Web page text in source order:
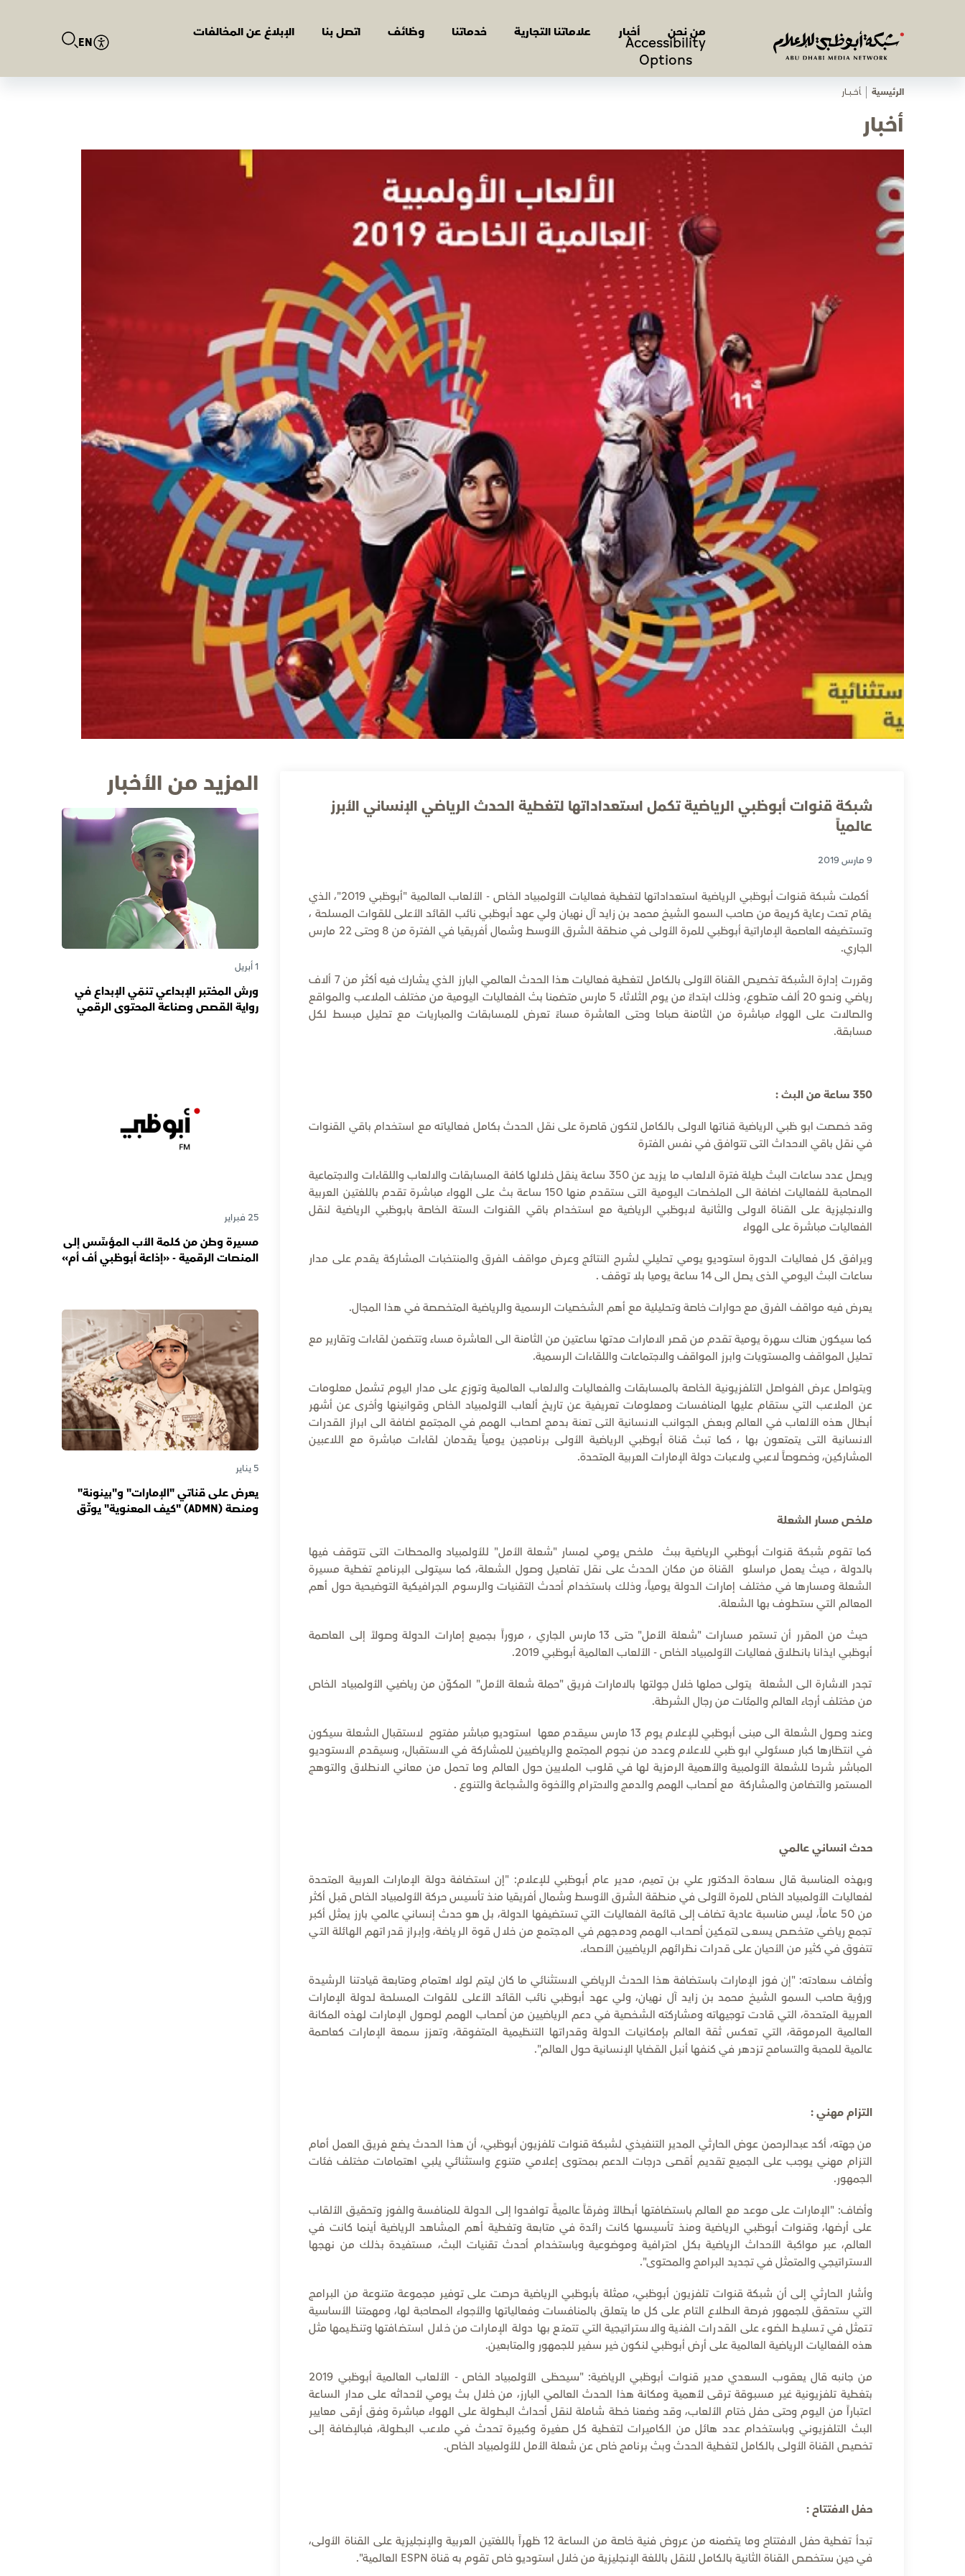
من نحن أخبار علاماتنا التجارية خدماتنا وظائف اتصل بنا الإبلاغ عن المخالفات
Accessibility
Options
EN
الرئيسية ﺄﺧـــﺒـــﺎر
أخبار
شبكة قنوات أبوظبي الرياضية تكمل استعداداتها لتغطية الحدث الرياضي الإنساني الأبرز
عالمياً
9 مارس 2019
أكملت شبكة قنوات أبوظبي الرياضية استعداداتها لتغطية فعاليات الأولمبياد الخاص - الألعاب العالمية "أبوظبي 2019"، الذي
يقام تحت رعاية كريمة من صاحب السمو الشيخ محمد بن زايد آل نهيان ولي عهد أبوظبي نائب القائد الأعلى للقوات المسلحة ،
وتستضيفه العاصمة الإماراتية أبوظبي للمرة الأولى في منطقة الشرق الأوسط وشمال أفريقيا في الفترة من 8 وحتى 22 مارس
الجاري.
وقررت إدارة الشبكة تخصيص القناة الأولى بالكامل لتغطية فعاليات هذا الحدث العالمي البارز الذي يشارك فيه أكثر من 7 ألاف
رياضي ونحو 20 ألف متطوع، وذلك ابتداءً من يوم الثلاثاء 5 مارس متضمنا بث الفعاليات اليومية من مختلف الملاعب والمواقع
والصالات على الهواء مباشرة من الثامنة صباحا وحتى العاشرة مساءً تعرض للمسابقات والمباريات مع تحليل مبسط لكل
مسابقة.
350 ساعة من البث :
وقد خصصت ابو ظبي الرياضية قناتها الاولى بالكامل لتكون قاصرة على نقل الحدث بكامل فعالياته مع استخدام باقي القنوات
في نقل باقي الاحداث التى تتوافق في نفس الفترة
ويصل عدد ساعات البث طيلة فترة الالعاب ما يزيد عن 350 ساعة ينقل خلالها كافة المسابقات والالعاب واللقاءات والاجتماعية
المصاحبة للفعاليات اضافة الى الملخصات اليومية التى ستقدم منها 150 ساعة بث على الهواء مباشرة تقدم باللغتين العربية
والانجليزية على القناة الاولى والثانية لابوظبي الرياضية مع استخدام باقي القنوات الستة الخاصة بابوظبي الرياضية لنقل
الفعاليات مباشرة على الهواء
ويرافق كل فعاليات الدورة استوديو يومي تحليلي لشرح النتائج وعرض مواقف الفرق والمنتخبات المشاركة يقدم على مدار
ساعات البث اليومي الذى يصل الى 14 ساعة يوميا بلا توقف .
يعرض فيه مواقف الفرق مع حوارات خاصة وتحليلية مع أهم الشخصيات الرسمية والرياضية المتخصصة في هذا المجال.
كما سيكون هناك سهرة يومية تقدم من قصر الامارات مدتها ساعتين من الثامنة الى العاشرة مساء وتتضمن لقاءات وتقارير مع
تحليل المواقف والمستويات وابرز المواقف والاجتماعات واللقاءات الرسمية.
ويتواصل عرض الفواصل التلفزيونية الخاصة بالمسابقات والفعاليات والالعاب العالمية وتوزع على مدار اليوم تشمل معلومات
عن الملاعب التي ستقام عليها المنافسات ومعلومات تعريفية عن تاريخ ألعاب الأولمبياد الخاص وقوانينها وأخرى عن أشهر
أبطال هذه الألعاب في العالم وبعض الجوانب الانسانية التى تعنة بدمج اصحاب الهمم في المجتمع اضافة الى ابراز القدرات
الانسانية التى يتمتعون بها ، كما تبث قناة أبوظبي الرياضية الأولى برنامجين يومياً يقدمان لقاءات مباشرة مع اللاعبين
المشاركين، وخصوصاً لاعبي ولاعبات دولة الإمارات العربية المتحدة.
ملخص مسار الشعلة
كما تقوم شبكة قنوات أبوظبي الرياضية ببث ملخص يومي لمسار "شعلة الأمل" للأولمبياد والمحطات التى تتوقف فيها
بالدولة ، حيث يعمل مراسلو القناة من مكان الحدث على نقل تفاصيل وصول الشعلة، كما سيتولى البرنامج تغطية مسيرة
الشعلة ومسارها في مختلف إمارات الدولة يومياً، وذلك باستخدام أحدث التقنيات والرسوم الجرافيكية التوضيحية حول أهم
المعالم التي ستطوف بها الشعلة.
حيث من المقرر أن تستمر مسارات "شعلة الأمل" حتى 13 مارس الجاري ، مروراً بجميع إمارات الدولة وصولاً إلى العاصمة
أبوظبي ايذانا بانطلاق فعاليات الأولمبياد الخاص - الألعاب العالمية أبوظبي 2019.
تجدر الاشارة الى الشعلة يتولى حملها خلال جولتها بالامارات فريق "حملة شعلة الأمل" المكوّن من رياضيي الأولمبياد الخاص
من مختلف أرجاء العالم والمئات من رجال الشرطة.
وعند وصول الشعلة الى مبنى أبوظبي للإعلام يوم 13 مارس سيقدم معها استوديو مباشر مفتوح لاستقبال الشعلة سيكون
في انتظارها كبار مسئولي ابو ظبي للاعلام وعدد من نجوم المجتمع والرياضيين للمشاركة في الاستقبال، وسيقدم الاستوديو
المباشر شرحا للشعلة الأولمبية والأهمية الرمزية لها في قلوب الملايين حول العالم وما تحمل من معاني الانطلاق والتوهج
المستمر والتضامن والمشاركة مع أصحاب الهمم والدمج والاحترام والأخوة والشجاعة والتنوع .
حدث انساني عالمي
وبهذه المناسبة قال سعادة الدكتور علي بن تميم، مدير عام أبوظبي للإعلام: "إن استضافة دولة الإمارات العربية المتحدة
لفعاليات الأولمبياد الخاص للمرة الأولى في منطقة الشرق الأوسط وشمال أفريقيا منذ تأسيس حركة الأولمبياد الخاص قبل أكثر
من 50 عاماً، ليس مناسبة عادية تضاف إلى قائمة الفعاليات التي تستضيفها الدولة، بل هو حدث إنساني عالمي بارز يمثل أكبر
تجمع رياضي متخصص يسعى لتمكين أصحاب الهمم ودمجهم في المجتمع من خلال قوة الرياضة، وإبراز قدراتهم الهائلة التي
تتفوق في كثير من الأحيان على قدرات نظرائهم الرياضيين الأصحاء.
وأضاف سعادته: "إن فوز الإمارات باستضافة هذا الحدث الرياضي الاستثنائي ما كان ليتم لولا اهتمام ومتابعة قيادتنا الرشيدة
ورؤية صاحب السمو الشيخ محمد بن زايد آل نهيان، ولي عهد أبوظبي نائب القائد الأعلى للقوات المسلحة لدولة الإمارات
العربية المتحدة، التي قادت توجيهاته ومشاركته الشخصية في دعم الرياضيين من أصحاب الهمم لوصول الإمارات لهذه المكانة
العالمية المرموقة، التي تعكس ثقة العالم بإمكانيات الدولة وقدراتها التنظيمية المتفوقة، وتعزز سمعة الإمارات كعاصمة
عالمية للمحبة والتسامح تزدهر في كنفها أنبل القضايا الإنسانية حول العالم".
التزام مهني :
من جهته، أكد عبدالرحمن عوض الحارثي المدير التنفيذي لشبكة قنوات تلفزيون أبوظبي، أن هذا الحدث يضع فريق العمل أمام
التزام مهني يوجب على الجميع تقديم أقصى درجات الدعم بمحتوى إعلامي متنوع واستثنائي يلبي اهتمامات مختلف فئات
الجمهور.
وأضاف: "الإمارات على موعد مع العالم باستضافتها أبطالاً وفرقاً عالميةً توافدوا إلى الدولة للمنافسة والفوز وتحقيق الألقاب
على أرضها، وقنوات أبوظبي الرياضية ومنذ تأسيسها كانت رائدة في متابعة وتغطية أهم المشاهد الرياضية أينما كانت في
العالم، عبر مواكبة الأحداث الرياضية بكل احترافية وموضوعية وباستخدام أحدث تقنيات البث، مستفيدة بذلك من نهجها
الاستراتيجي والمتمثل في تجديد البرامج والمحتوى".
وأشار الحارثي إلى أن شبكة قنوات تلفزيون أبوظبي، ممثلة بأبوظبي الرياضية حرصت على توفير مجموعة متنوعة من البرامج
التي ستحقق للجمهور فرصة الاطلاع التام على كل ما يتعلق بالمنافسات وفعالياتها والأجواء المصاحبة لها، ومهمتنا الأساسية
تتمثل في تسليط الضوء على القدرات الفنية والاستراتيجية التي تتمتع بها دولة الإمارات من خلال استضافتها وتنظيمها مثل
هذه الفعاليات الرياضية العالمية على أرض أبوظبي لنكون خير سفير للجمهور والمتابعين.
من جانبه قال يعقوب السعدي مدير قنوات أبوظبي الرياضية: "سيحظى الأولمبياد الخاص - الألعاب العالمية أبوظبي 2019
بتغطية تلفزيونية غير مسبوقة ترقى لأهمية ومكانة هذا الحدث العالمي البارز، من خلال بث يومي لأحداثه على مدار الساعة
اعتباراً من اليوم وحتى حفل ختام الألعاب، وقد وضعنا خطة شاملة لنقل أحداث البطولة على الهواء مباشرة وفق أرقى معايير
البث التلفزيوني وباستخدام عدد هائل من الكاميرات لتغطية كل صغيرة وكبيرة تحدث في ملاعب البطولة، فبالإضافة إلى
تخصيص القناة الأولى بالكامل لتغطية الحدث وبث برنامج خاص عن شعلة الأمل للأولمبياد الخاص.
حفل الافتتاح :
تبدأ تغطية حفل الافتتاح وما يتضمنه من عروض فنية خاصة من الساعة 12 ظهراً باللغتين العربية والإنجليزية على القناة الأولى،
في حين ستخصص القناة الثانية بالكامل للنقل باللغة الإنجليزية من خلال استوديو خاص تقوم به قناة ESPN العالمية".
المزيد من الأخبار
1 أبريل
ورش المختبر الإبداعي تنمّي الإبداع في
رواية القصص وصناعة المحتوى الرقمي
25 فبراير
مسيرة وطن من كلمة الأب المؤسِّس إلى
المنصات الرقمية - «إذاعة أبوظبي أف أم»
5 يناير
يعرض على قناتي "الإمارات" و"بينونة"
ومنصة (ADMN) "كيف المعنوية" يوثّق